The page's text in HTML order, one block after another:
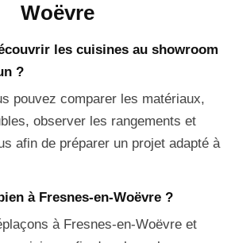
Woëvre
les cuisines au showroom
?
pouvez comparer les matériaux,
observer les rangements et
afin de préparer un projet adapté à
à Fresnes-en-Woëvre ?
à Fresnes-en-Woëvre et